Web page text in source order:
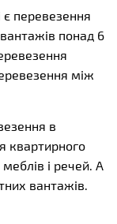
перевезення
понад 6
між
в
квартирного
і речей. А
вантажів.